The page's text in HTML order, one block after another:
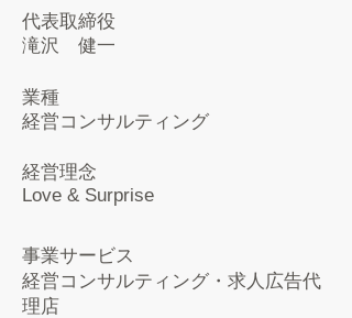
代表取締役
滝沢 健一
業種
​経営コンサルティング
経営理念
Love & Surprise
事業サービス
​経営コンサルティング・求人広告代
理店